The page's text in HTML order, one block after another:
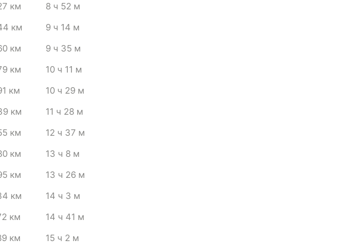
км 8 ч 52 м
км 9 ч 14 м
км 9 ч 35 м
км 10 ч 11 м
км 10 ч 29 м
км 11 ч 28 м
км 12 ч 37 м
км 13 ч 8 м
км 13 ч 26 м
км 14 ч 3 м
км 14 ч 41 м
км 15 ч 2 м